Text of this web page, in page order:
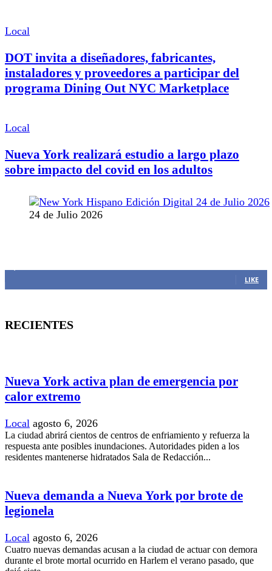
Local
DOT invita a diseñadores, fabricantes,
instaladores y proveedores a participar del
programa Dining Out NYC Marketplace
Local
Nueva York realizará estudio a largo plazo
sobre impacto del covid en los adultos
24 de Julio 2026
LIKE
RECIENTES
Nueva York activa plan de emergencia por
calor extremo
Local agosto 6, 2026
La ciudad abrirá cientos de centros de enfriamiento y refuerza la
respuesta ante posibles inundaciones. Autoridades piden a los
residentes mantenerse hidratados Sala de Redacción...
Nueva demanda a Nueva York por brote de
legionela
Local agosto 6, 2026
Cuatro nuevas demandas acusan a la ciudad de actuar con demora
durante el brote mortal ocurrido en Harlem el verano pasado, que